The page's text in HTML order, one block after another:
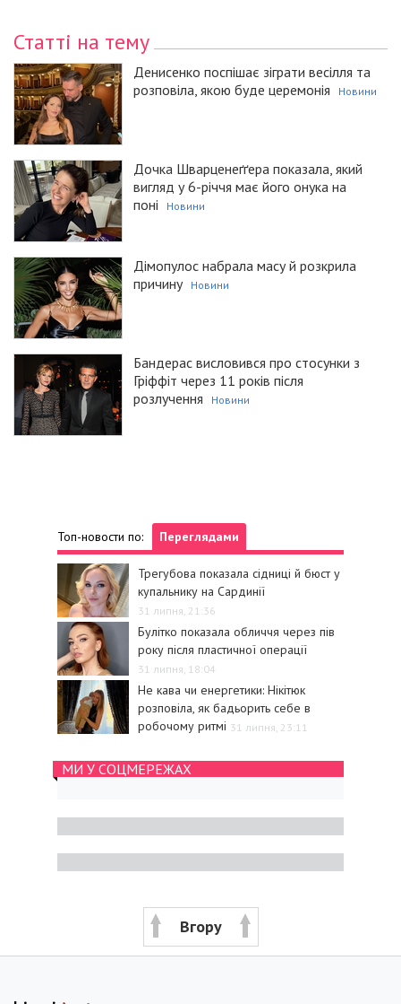
Статті на тему
Денисенко поспішає зіграти весілля та
розповіла, якою буде церемонія
Новини
Дочка Шварценеґґера показала, який
вигляд у 6-річчя має його онука на
поні
Новини
Дімопулос набрала масу й розкрила
причину
Новини
Бандерас висловився про стосунки з
Гріффіт через 11 років після
розлучення
Новини
Топ-новости по: Переглядами
Трегубова показала сідниці й бюст у
купальнику на Сардинії
31 липня, 21:36
Булітко показала обличчя через пів
року після пластичної операції
31 липня, 18:04
Не кава чи енергетики: Нікітюк
розповіла, як бадьорить себе в
робочому ритмі 31 липня, 23:11
МИ У СОЦМЕРЕЖАХ
Вгору